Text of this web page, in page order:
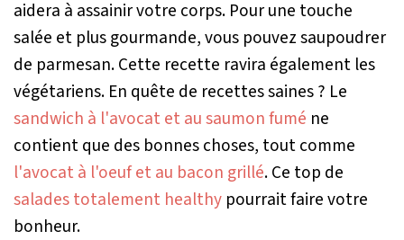
aidera à assainir votre corps. Pour une touche
salée et plus gourmande, vous pouvez saupoudrer
de parmesan. Cette recette ravira également les
végétariens. En quête de recettes saines ? Le
sandwich à l'avocat et au saumon fumé ne
contient que des bonnes choses, tout comme
l'avocat à l'oeuf et au bacon grillé. Ce top de
salades totalement healthy pourrait faire votre
bonheur.